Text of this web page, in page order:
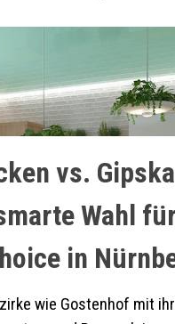
vs.
Wahl
in
wie Gostenhof mit